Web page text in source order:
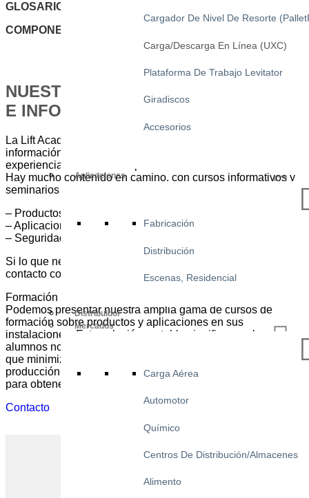
Cargador De Nivel De Resorte
Carga/descarga En Línea (UXC)
Plataforma De Trabajo Levitator
Giradiscos
Accesorios
Aplicaciones
Fabricación
Distribución
Escenas, Residencial
Distribuidor
Mercados
Carga Aérea
Automotor
Químico
Centros De Distribución/Almacenes
Alimento
GLOSARIO
COMPONENTES DE LA MESA ELEVADORA
NUESTRO PORTAL DE FORMACIÓN
E INFORMACIÓN
La Lift Academy es nuestro portal de formación e
información: su puerta de acceso a los conocimientos y la
experiencia mundiales en posicionamiento vertical.
Hay mucho contenido en camino, con cursos informativos y
seminarios web sobre:
– Productos
– Aplicaciones
– Seguridad
Si lo que necesita no está cubierto aquí, póngase en
contacto con nosotros y estaremos encantados de ayudarle.
Formación in situ
Podemos presentar nuestra amplia gama de cursos de
formación sobre productos y aplicaciones en sus
instalaciones. Esta solución rentable significa que los
alumnos no tienen que desplazarse para recibir formación, lo
que minimiza los gastos y las pérdidas de tiempo y
producción. Póngase en contacto con nosotros hoy mismo
para obtener más información.
Contacto